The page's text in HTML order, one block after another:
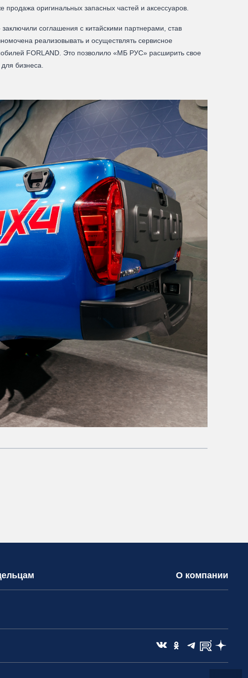
оригинальных запасных частей и аксессуаров.
соглашения с китайскими партнерами, став
реализовывать и осуществлять сервисное
FORLAND. Это позволило «МБ РУС» расширить свое
бизнеса.
О компании